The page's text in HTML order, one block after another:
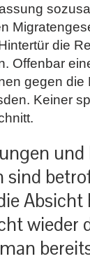
die
Offenbar
gegen
Keiner
sind
Absicht
wieder